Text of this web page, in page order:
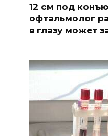
12 см под
офтальмолог
в глазу может